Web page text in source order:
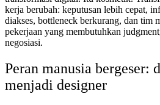
kerja berubah: keputusan lebih cepat,
diakses, bottleneck berkurang, dan tim
pekerjaan yang membutuhkan
negosiasi.
Peran manusia bergeser:
menjadi designer